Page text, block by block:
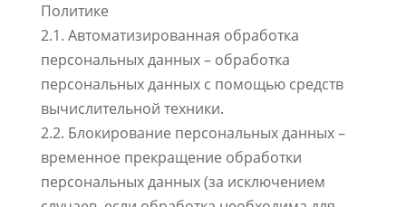
Политике
2.1. Автоматизированная обработка
персональных данных – обработка
персональных данных с помощью средств
вычислительной техники.
2.2. Блокирование персональных данных –
временное прекращение обработки
персональных данных (за исключением